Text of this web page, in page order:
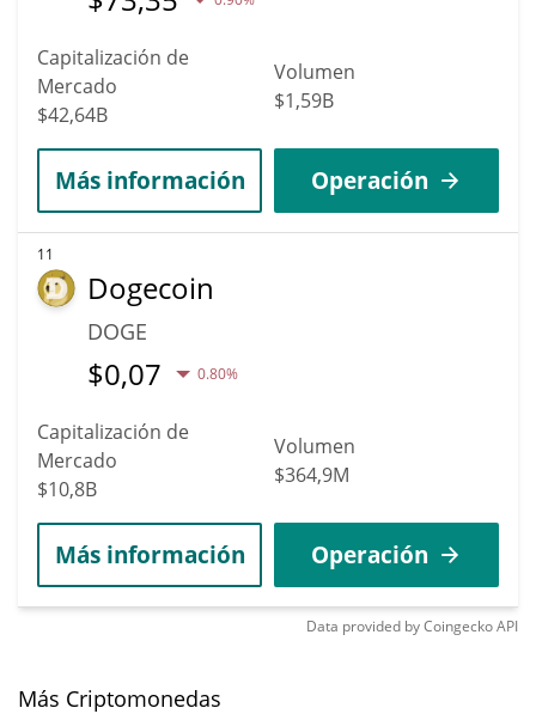
Capitalización de
Mercado
$42,64B
Volumen
$1,59B
Más información Operación
11
Dogecoin
DOGE
$0,07 0.80%
Capitalización de
Mercado
$10,8B
Volumen
$364,9M
Más información Operación
Data provided byCoingeckoAPI
Más Criptomonedas